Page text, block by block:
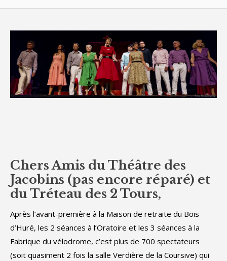
Chers Amis du Théâtre des
Jacobins (pas encore réparé) et
du Tréteau des 2 Tours,
Après l’avant-première à la Maison de retraite du Bois
d’Huré, les 2 séances à l’Oratoire et les 3 séances à la
Fabrique du vélodrome, c’est plus de 700 spectateurs
(soit quasiment 2 fois la salle Verdière de la Coursive) qui